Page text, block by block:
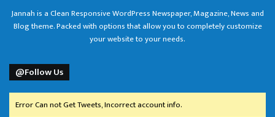
Jannah is a Clean Responsive WordPress Newspaper, Magazine, News and
Blog theme. Packed with options that allow you to completely customize
your website to your needs.
@Follow Us
Error Can not Get Tweets, Incorrect account info.